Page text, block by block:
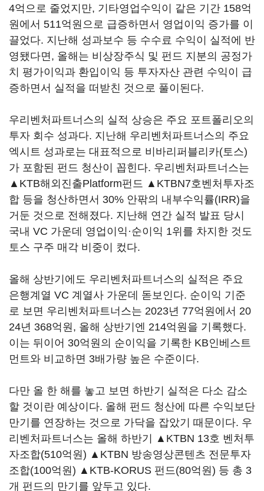
4억으로 줄었지만, 기타영업수익이 같은 기간 158억
원에서 511억원으로 급증하면서 영업이익 증가를 이
끌었다. 지난해 성과보수 등 수수료 수익이 실적에 반
영됐다면, 올해는 비상장주식 및 펀드 지분의 공정가
치 평가이익과 환입이익 등 투자자산 관련 수익이 급
증하면서 실적을 떠받친 것으로 풀이된다.
우리벤처파트너스의 실적 상승은 주요 포트폴리오의
투자 회수 성과다. 지난해 우리벤처파트너스의 주요
엑시트 성과로는 대표적으로 비바리퍼블리카(토스)
가 포함된 펀드 청산이 꼽힌다. 우리벤처파트너스는
▲KTB해외진출Platform펀드 ▲KTBN7호벤처투자조
합 등을 청산하면서 30% 안팎의 내부수익률(IRR)을
거둔 것으로 전해졌다. 지난해 연간 실적 발표 당시
국내 VC 가운데 영업이익·순이익 1위를 차지한 것도
토스 구주 매각 비중이 컸다.
올해 상반기에도 우리벤처파트너스의 실적은 주요
은행계열 VC 계열사 가운데 돋보인다. 순이익 기준
로 보면 우리벤처파트너스는 2023년 77억원에서 20
24년 368억원, 올해 상반기엔 214억원을 기록했다.
이는 뒤이어 30억원의 순이익을 기록한 KB인베스트
먼트와 비교하면 3배가량 높은 수준이다.
다만 올 한 해를 놓고 보면 하반기 실적은 다소 감소
할 것이란 예상이다. 올해 펀드 청산에 따른 수익보단
만기를 연장하는 것으로 가닥을 잡았기 때문이다. 우
리벤처파트너스는 올해 하반기 ▲KTBN 13호 벤처투
자조합(510억원) ▲KTBN 방송영상콘텐츠 전문투자
조합(100억원) ▲KTB-KORUS 펀드(80억원) 등 총 3
개 펀드의 만기를 앞두고 있다.